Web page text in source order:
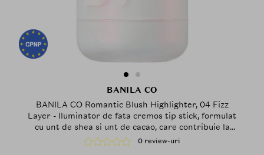
BANILA CO
BANILA CO Romantic Blush Highlighter, 04 Fizz
Layer - Iluminator de fata cremos tip stick, formulat
cu unt de shea si unt de cacao, care contribuie la
accentuarea pometilor si a punctelor inalte ale fetei
printr-un finisaj luminos si neted
0 review-uri